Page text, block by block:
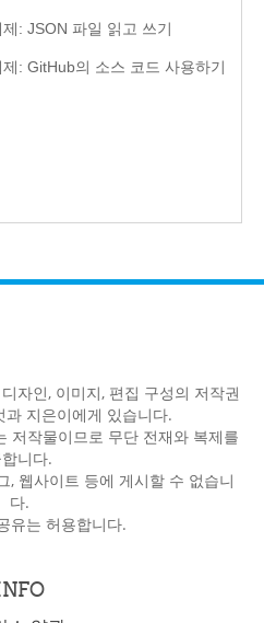
: JSON 파일 읽고 쓰기
: GitHub의 소스 코드 사용하기
자인, 이미지, 편집 구성의 저작권
과 지은이에게 있습니다.
저작물이므로 무단 전재와 복제를
니다.
, 웹사이트 등에 게시할 수 없습니
다.
유는 허용합니다.